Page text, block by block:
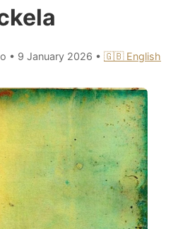
• 9 January 2026 • 🇬🇧 English